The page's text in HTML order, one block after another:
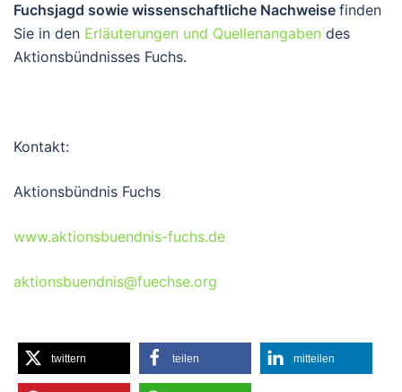
Fuchsjagd sowie wissenschaftliche Nachweise finden
Sie in den Erläuterungen und Quellenangaben des
Aktionsbündnisses Fuchs.
Kontakt:
Aktionsbündnis Fuchs
www.aktionsbuendnis-fuchs.de
aktionsbuendnis@fuechse.org
twittern teilen mitteilen